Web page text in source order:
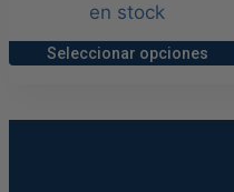
en stock
Seleccionar opciones